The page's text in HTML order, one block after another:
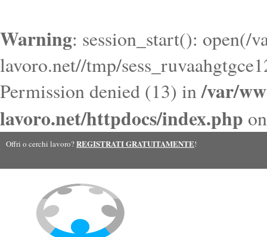
Warning: session_start(): open(/
lavoro.net//tmp/
Permission denied (13) in/var/
lavoro.net/httpdocs/index.php
Offri o cerchi lavoro?REGISTRATI GRATUITAMENTE!